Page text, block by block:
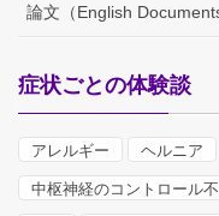
論文（English
症状ごとの体験談
アレルギー ヘルニア
中枢神経のコントロール